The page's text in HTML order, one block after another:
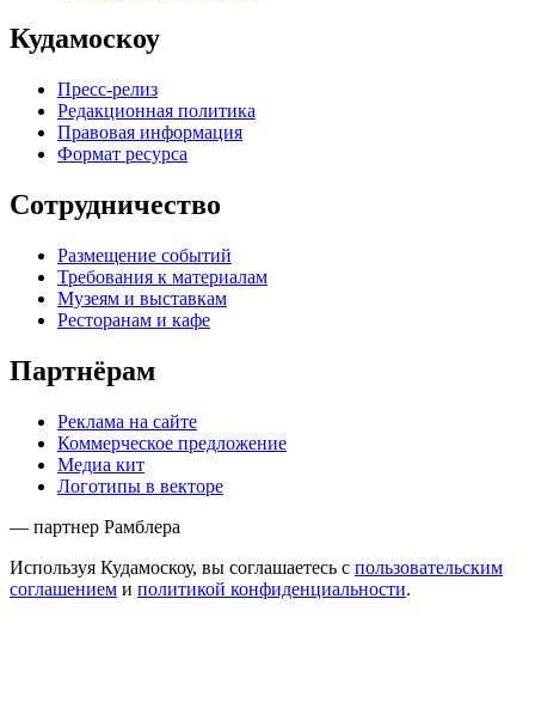
Кудамоскоу
Пресс-релиз
Редакционная политика
Правовая информация
Формат ресурса
Сотрудничество
Размещение событий
Требования к материалам
Музеям и выставкам
Ресторанам и кафе
Партнёрам
Реклама на сайте
Коммерческое предложение
Медиа кит
Логотипы в векторе
— партнер Рамблера
Используя Кудамоскоу, вы соглашаетесь с пользовательским
соглашением и политикой конфиденциальности.